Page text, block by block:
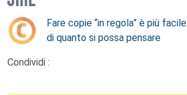
Fare copie “in regola” è più facile
di quanto si possa pensare
Condividi :